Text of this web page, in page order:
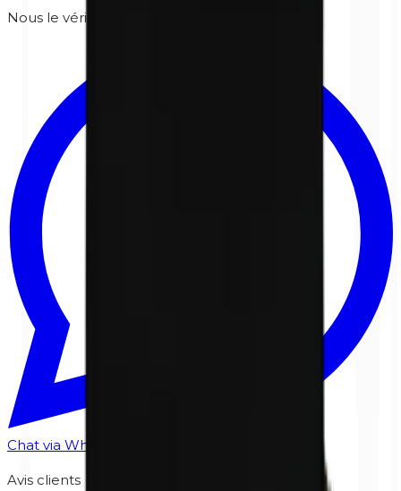
Nous le vérifions personnellement pour vous.
Chat via WhatsApp
Avis clients